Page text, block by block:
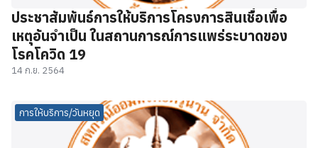
ประชาสัมพันธ์การให้บริการโครงการสินเชื่อเพื่อ
เหตุอันจำเป็น ในสถานการณ์การแพร่ระบาดของ
โรคโควิด 19
14 ก.ย. 2564
การให้บริการ/วันหยุด